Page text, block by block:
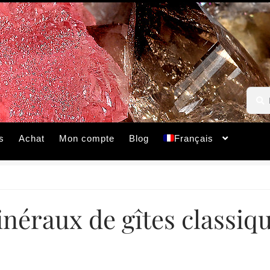
pour :
Achat Mon compte Blog Français
de gîtes